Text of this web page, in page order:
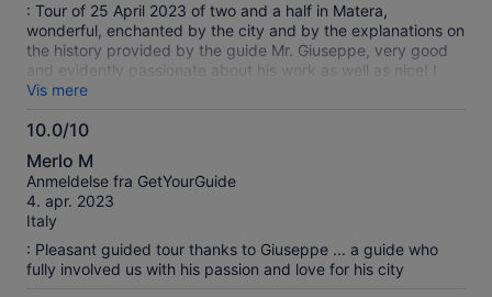
: Tour of 25 April 2023 of two and a half in Matera,
wonderful, enchanted by the city and by the explanations on
the history provided by the guide Mr. Giuseppe, very good
and evidently passionate about his work as well as nice! I
highly recommend this guided tour of Matera, flying hours
immersed in this gem that it truly deserves with all its heart!
A thousand thanks
Vis mere
10.0/10
10.0
ud
af
10
Merlo M
Anmeldelse fra GetYourGuide
4. apr. 2023
Italy
: Pleasant guided tour thanks to Giuseppe ... a guide who
fully involved us with his passion and love for his city